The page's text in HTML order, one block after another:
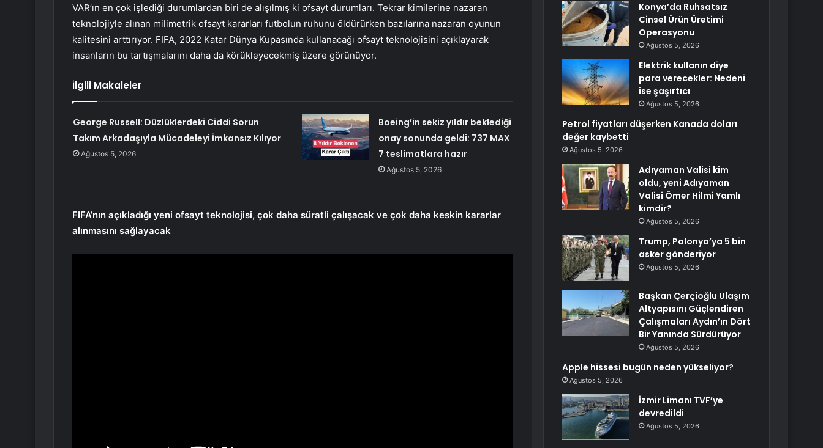
VAR’ın en çok işlediği durumlardan biri de alışılmış ki ofsayt durumları. Tekrar kimilerine nazaran
teknolojiyle alınan milimetrik ofsayt kararları futbolun ruhunu öldürürken bazılarına nazaran oyunun
kalitesini arttırıyor. FIFA, 2022 Katar Dünya Kupasında kullanacağı ofsayt teknolojisini açıklayarak
insanların bu tartışmalarını daha da körükleyecekmiş üzere görünüyor.
İlgili Makaleler
George Russell: Düzlüklerdeki Ciddi Sorun
Takım Arkadaşıyla Mücadeleyi İmkansız Kılıyor
Ağustos 5, 2026
Boeing’in sekiz yıldır beklediği
onay sonunda geldi: 737 MAX
7 teslimatlara hazır
Ağustos 5, 2026
FIFA’nın açıkladığı yeni ofsayt teknolojisi, çok daha süratli çalışacak ve çok daha keskin kararlar
alınmasını sağlayacak
Konya’da Ruhsatsız
Cinsel Ürün Üretimi
Operasyonu
Ağustos 5, 2026
Elektrik kullanın diye
para verecekler: Nedeni
ise şaşırtıcı
Ağustos 5, 2026
Petrol fiyatları düşerken Kanada doları
değer kaybetti
Ağustos 5, 2026
Adıyaman Valisi kim
oldu, yeni Adıyaman
Valisi Ömer Hilmi Yamlı
kimdir?
Ağustos 5, 2026
Trump, Polonya’ya 5 bin
asker gönderiyor
Ağustos 5, 2026
Başkan Çerçioğlu Ulaşım
Altyapısını Güçlendiren
Çalışmaları Aydın’ın Dört
Bir Yanında Sürdürüyor
Ağustos 5, 2026
Apple hissesi bugün neden yükseliyor?
Ağustos 5, 2026
İzmir Limanı TVF’ye
devredildi
Ağustos 5, 2026